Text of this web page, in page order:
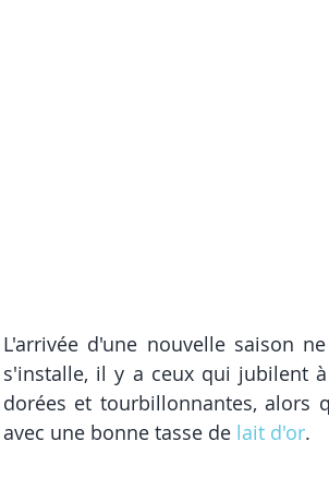
L'arrivée d'une nouvelle saison
s'installe, il y a ceux qui jubilent
dorées et tourbillonnantes, alors
avec une bonne tasse de lait d'or.